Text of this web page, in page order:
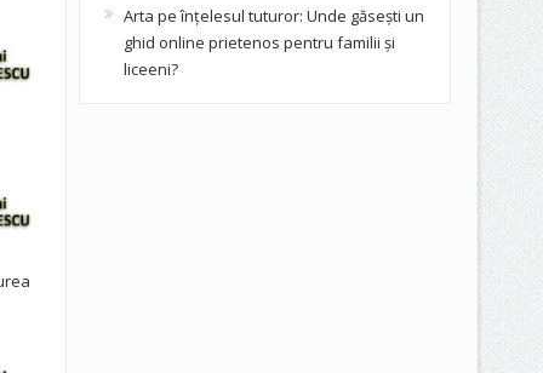
Arta pe înțelesul tuturor: Unde găsești un
ghid online prietenos pentru familii și
liceeni?